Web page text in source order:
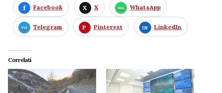
Facebook X WhatsApp
Telegram Pinterest LinkedIn
Correlati